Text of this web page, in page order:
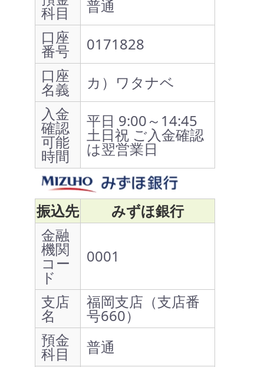
科目
普通
口座
番号
0171828
口座
名義
カ）ワタナベ
入金
確認
可能
時間
平日 9:00～14:45
土日祝 ご入金確認
は翌営業日
振込先
みずほ銀行
金融
機関
コー
ド
0001
支店
名
福岡支店（支店番
号660）
預金
科目
普通